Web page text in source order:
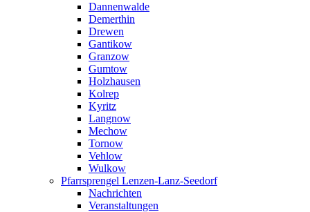
Dannenwalde
Demerthin
Drewen
Gantikow
Granzow
Gumtow
Holzhausen
Kolrep
Kyritz
Langnow
Mechow
Tornow
Vehlow
Wulkow
Pfarrsprengel Lenzen-Lanz-Seedorf
Nachrichten
Veranstaltungen